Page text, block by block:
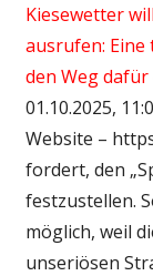
Kiesewetter
ausrufen: Eine
den Weg
01.10.2025,
Website –
fordert, den
festzustellen.
möglich, weil
unseriösen